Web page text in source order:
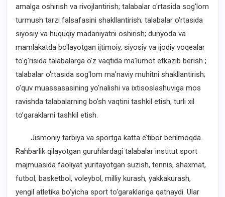
amalga oshirish va rivojlantirish; talabalar o'rtasida sog'lom
turmush tarzi falsafasini shakllantirish; talabalar o'rtasida
siyosiy va huquqiy madaniyatni oshirish; dunyoda va
mamlakatda bo'layotgan ijtimoiy, siyosiy va ijodiy voqealar
to'g'risida talabalarga o'z vaqtida ma'lumot etkazib berish ;
talabalar o'rtasida sog'lom ma'naviy muhitni shakllantirish;
o'quv muassasasining yo'nalishi va ixtisoslashuviga mos
ravishda talabalarning bo'sh vaqtini tashkil etish, turli xil
to’garaklarni tashkil etish.
Jismoniy tarbiya va sportga katta e’tibor berilmoqda.
Rahbarlik qilayotgan guruhlardagi talabalar institut sport
majmuasida faoliyat yuritayotgan suzish, tennis, shaxmat,
futbol, basketbol, voleybol, milliy kurash, yakkakurash,
yengil atletika bo‘yicha sport to‘garaklariga qatnaydi. Ular